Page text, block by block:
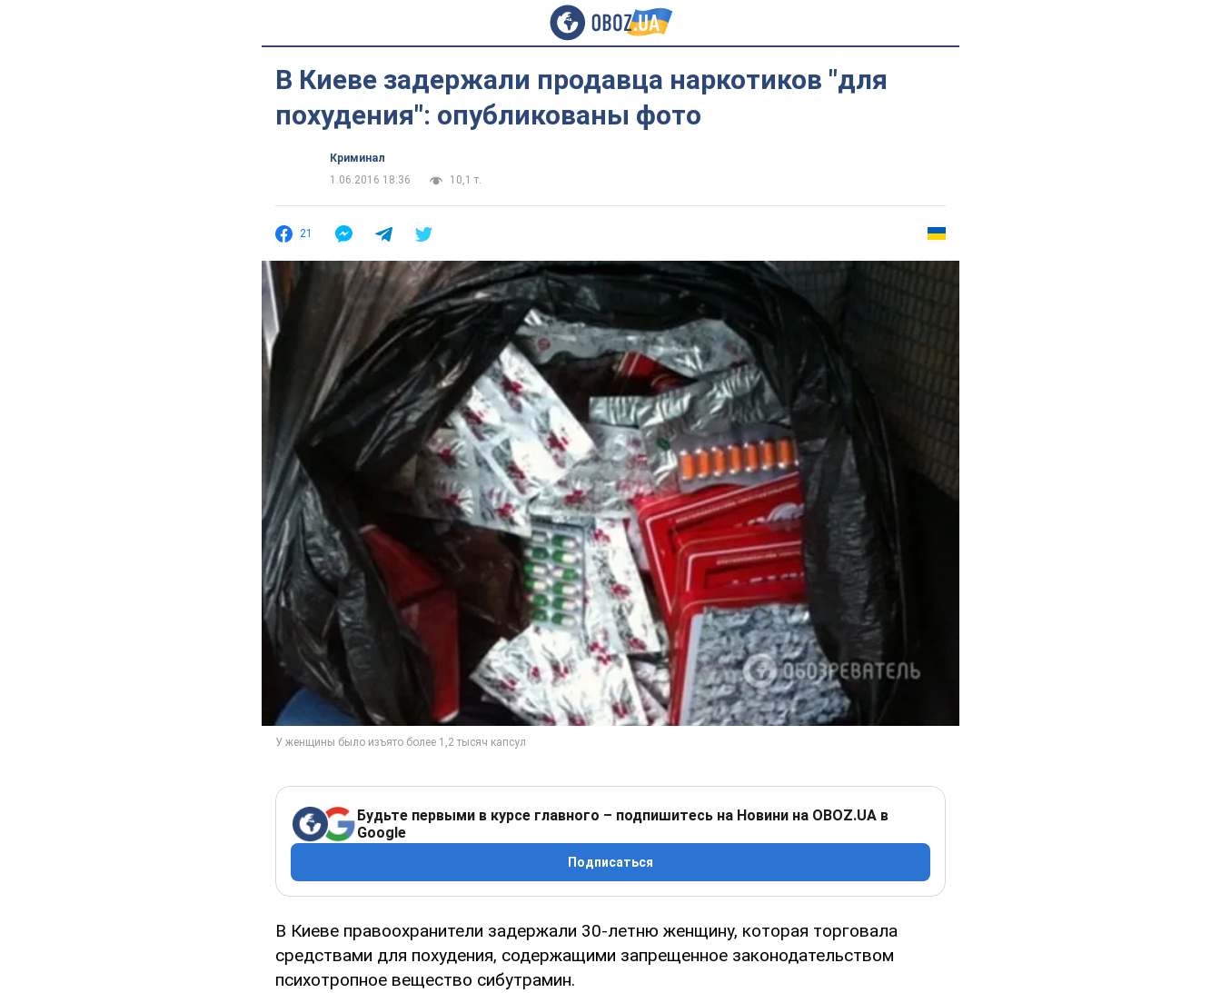
В Киеве задержали продавца наркотиков "для
похудения": опубликованы фото
Криминал
1.06.2016 18:36
10,1 т.
21
Будьте первыми в курсе главного – подпишитесь на Новини на OBOZ.UA в
Google
Подписаться
В Киеве правоохранители задержали 30-летню женщину, которая торговала
средствами для похудения, содержащими запрещенное законодательством
психотропное вещество сибутрамин.